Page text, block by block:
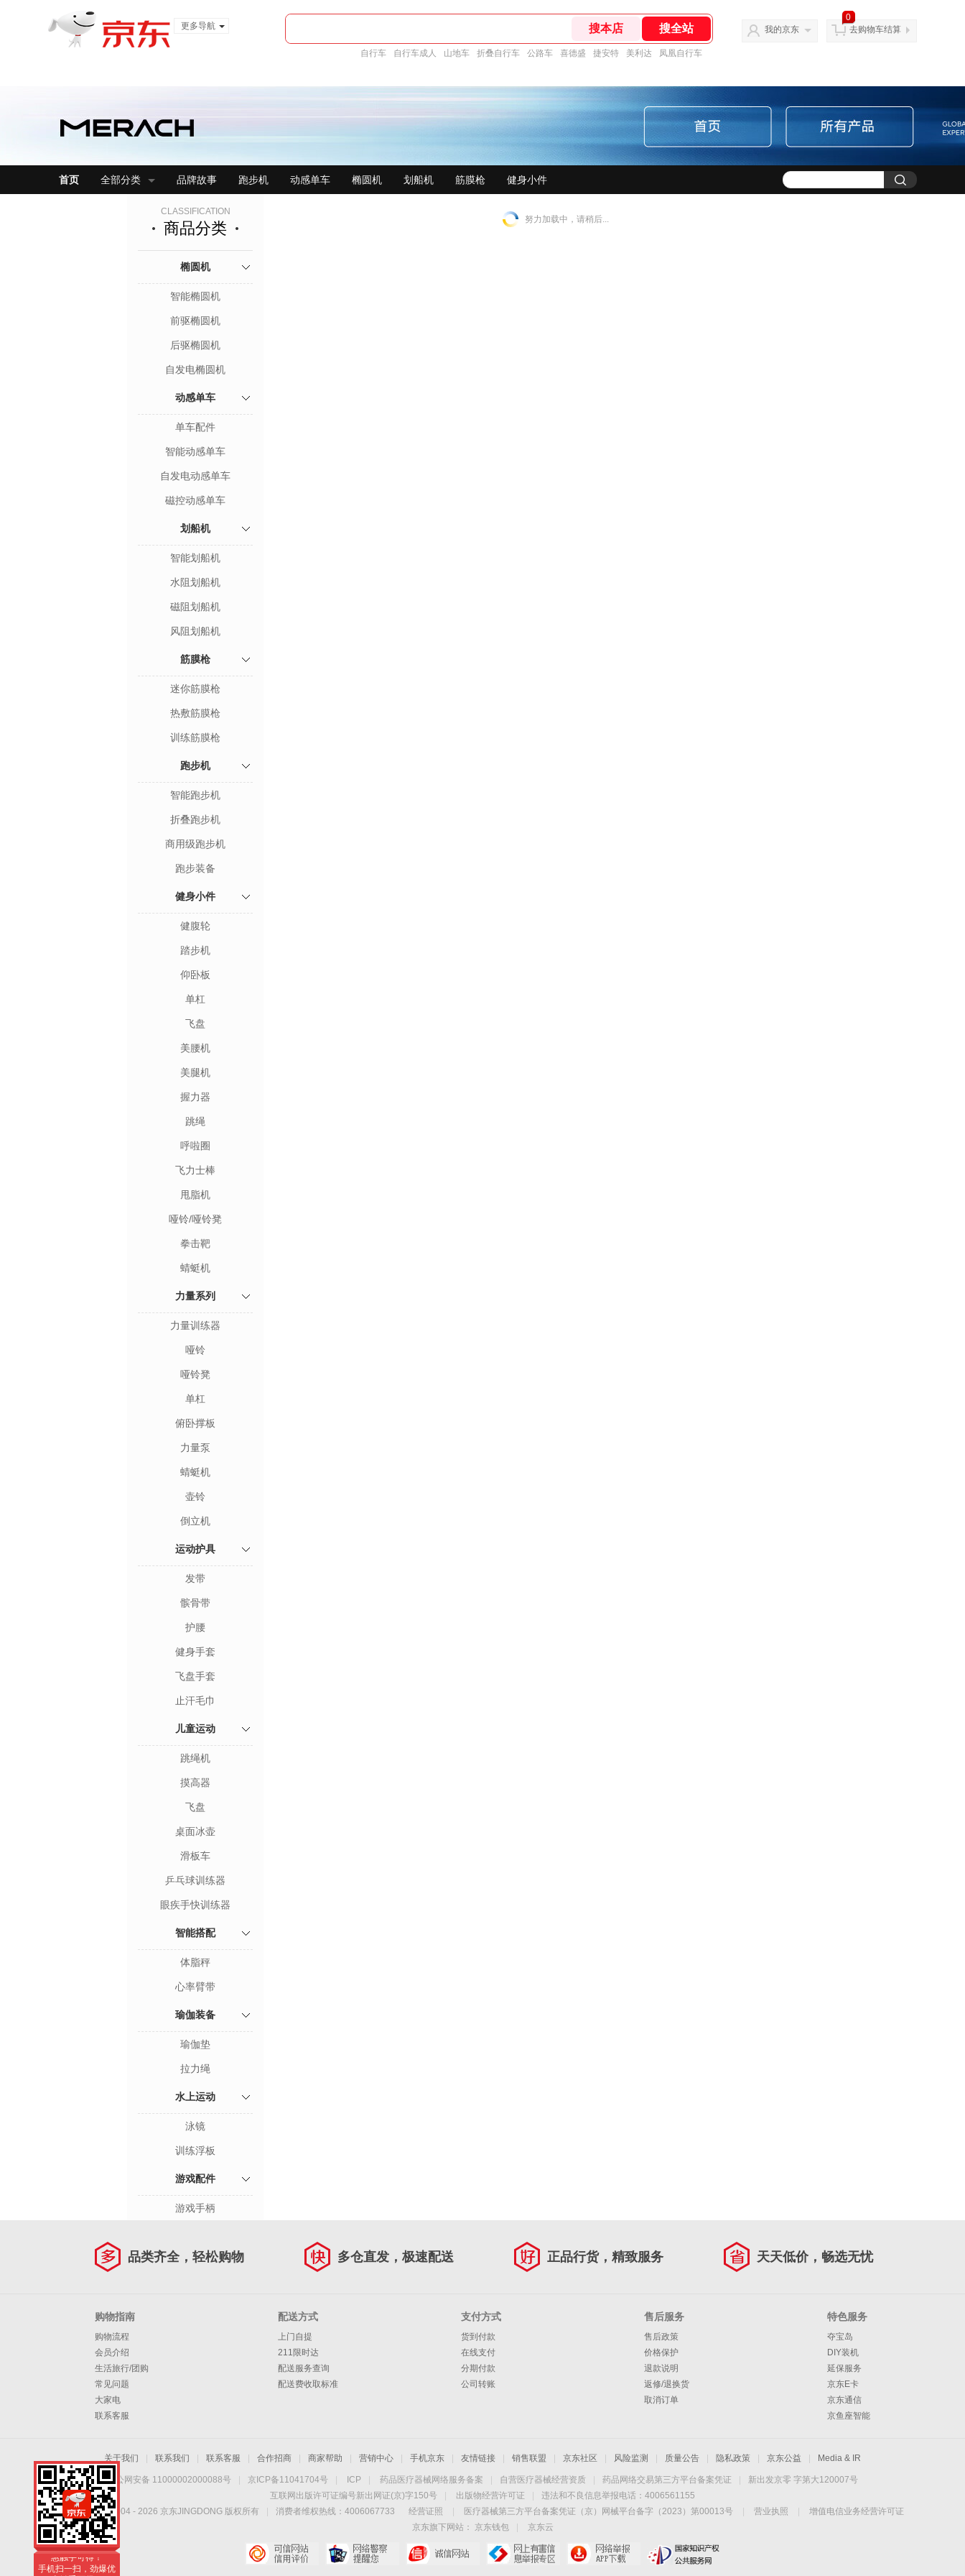
更多导航
自行车 自行车成人 山地车 折叠自行车 公路车 喜德盛 捷安特 美利达 凤凰自行车
我的京东
0
去购物车结算
首页 全部分类 品牌故事 跑步机 动感单车 椭圆机 划船机 筋膜枪 健身小件
CLASSIFICATION
商品分类
椭圆机
智能椭圆机
前驱椭圆机
后驱椭圆机
自发电椭圆机
动感单车
单车配件
智能动感单车
自发电动感单车
磁控动感单车
划船机
智能划船机
水阻划船机
磁阻划船机
风阻划船机
筋膜枪
迷你筋膜枪
热敷筋膜枪
训练筋膜枪
跑步机
智能跑步机
折叠跑步机
商用级跑步机
跑步装备
健身小件
健腹轮
踏步机
仰卧板
单杠
飞盘
美腰机
美腿机
握力器
跳绳
呼啦圈
飞力士棒
甩脂机
哑铃/哑铃凳
拳击靶
蜻蜓机
力量系列
力量训练器
哑铃
哑铃凳
单杠
俯卧撑板
力量泵
蜻蜓机
壶铃
倒立机
运动护具
发带
髌骨带
护腰
健身手套
飞盘手套
止汗毛巾
儿童运动
跳绳机
摸高器
飞盘
桌面冰壶
滑板车
乒乓球训练器
眼疾手快训练器
智能搭配
体脂秤
心率臂带
瑜伽装备
瑜伽垫
拉力绳
水上运动
泳镜
训练浮板
游戏配件
游戏手柄
努力加载中，请稍后...
品类齐全，轻松购物 多仓直发，极速配送 正品行货，精致服务 天天低价，畅选无忧
购物指南
购物流程
会员介绍
生活旅行/团购
常见问题
大家电
联系客服
配送方式
上门自提
211限时达
配送服务查询
配送费收取标准
支付方式
货到付款
在线支付
分期付款
公司转账
售后服务
售后政策
价格保护
退款说明
返修/退换货
取消订单
特色服务
夺宝岛
DIY装机
延保服务
京东E卡
京东通信
京鱼座智能
关于我们 联系我们 联系客服 合作招商 商家帮助 营销中心 手机京东 友情链接 销售联盟 京东社区 风险监测 质量公告 隐私政策 京东公益 Media & IR
京公网安备 11000002000088号 京ICP备11041704号 ICP 药品医疗器械网络服务备案 自营医疗器械经营资质 药品网络交易第三方平台备案凭证
新出发京零 字第大120007号
互联网出版许可证编号新出网证(京)字150号
出版物经营许可证
违法和不良信息举报电话：4006561155
Copyright © 2004 - 2026 京东JINGDONG 版权所有 消费者维权热线：4006067733 经营证照 医疗器械第三方平台备案凭证（京）网械平台备字（2023）第00013号 营业执照
增值电信业务经营许可证
京东旗下网站：
京东钱包
京东云
手机扫一扫，劲爆优
惠触手可得！
手机扫一扫，劲爆优
惠触手可得！